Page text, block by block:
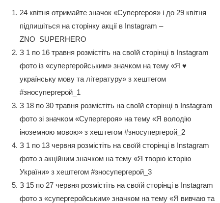
24 квітня отримайте значок «Супергероя» і до 29 квітня
підпишіться на сторінку акції в Instagram –
ZNO_SUPERHERO
З 1 по 16 травня розмістіть на своїй сторінці в Instagram
фото із «супергеройським» значком на тему «Я ♥
українську мову та літературу» з хештегом
#зносупергерой_1
З 18 по 30 травня розмістіть на своїй сторінці в Instagram
фото зі значком «Супергероя» на тему «Я володію
іноземною мовою» з хештегом #зносупергерой_2
З 1 по 13 червня розмістіть на своїй сторінці в Instagram
фото з акційним значком на тему «Я творю історію
України» з хештегом #зносупергерой_3
З 15 по 27 червня розмістіть на своїй сторінці в Instagram
фото з «супергеройським» значком на тему «Я вивчаю та